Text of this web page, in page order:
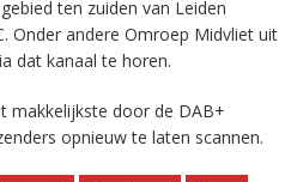
ten zuiden van Leiden
Onder andere Omroep Midvliet uit
dat kanaal te horen.
makkelijkste door de DAB+
opnieuw te laten scannen.